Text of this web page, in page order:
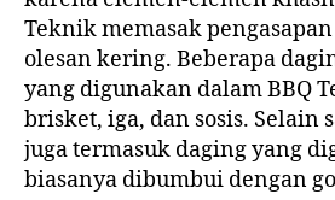
Teknik memasak
olesan kering. Beberapa
yang digunakan dalam BBQ
brisket, iga, dan sosis. Selain
juga termasuk daging yang
biasanya dibumbui dengan